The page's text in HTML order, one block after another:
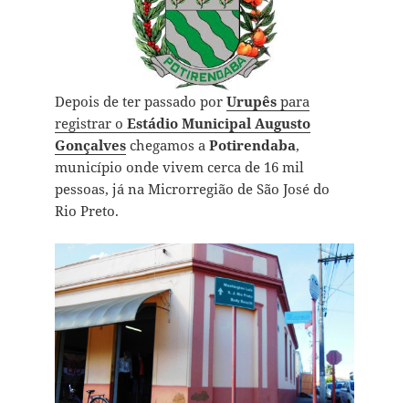
Depois de ter passado por Urupêspara
registrar o Estádio Municipal Augusto
Gonçalveschegamos a Potirendaba,
município onde vivem cerca de 16 mil
pessoas, já na Microrregião de São José do
Rio Preto.